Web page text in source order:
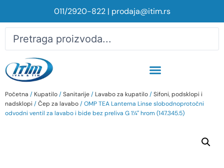
011/2920-822| prodaja@itim.rs
Početna / Kupatilo/Sanitarije/ Lavabo za kupatilo/Sifoni, podsklopi i
nadsklopi /Čep za lavabo/ OMP TEA Lanterna Linse slobodnoprotočni
odvodni ventil za lavabo i bide bez preliva G 1¼″ hrom (147.345.5)